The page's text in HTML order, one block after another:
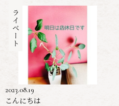
プライベート
2023.08.19
こんにちは